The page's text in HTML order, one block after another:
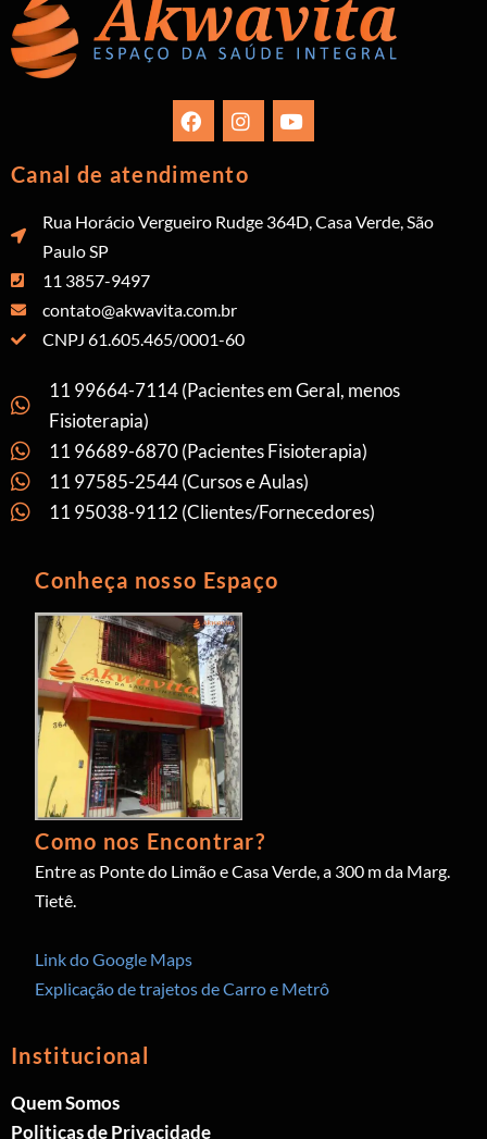
Canal de atendimento
Rua Horácio Vergueiro Rudge 364D, Casa Verde, São
Paulo SP
11 3857-9497
contato@akwavita.com.br
CNPJ 61.605.465/0001-60
11 99664-7114 (Pacientes em Geral, menos
Fisioterapia)
11 96689-6870 (Pacientes Fisioterapia)
11 97585-2544 (Cursos e Aulas)
11 95038-9112 (Clientes/Fornecedores)
Conheça nosso Espaço
Como nos Encontrar?
Entre as Ponte do Limão e Casa Verde, a 300 m da Marg.
Tietê.
Link do Google Maps
Explicação de trajetos de Carro e Metrô
Institucional
Quem Somos
Politicas de Privacidade